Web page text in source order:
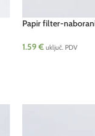
Papir filter-
1.59€ uključ. PDV